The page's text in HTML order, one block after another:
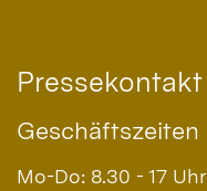
Pressekontakt
Geschäftszeiten
Mo-Do: 8.30 - 17 Uhr